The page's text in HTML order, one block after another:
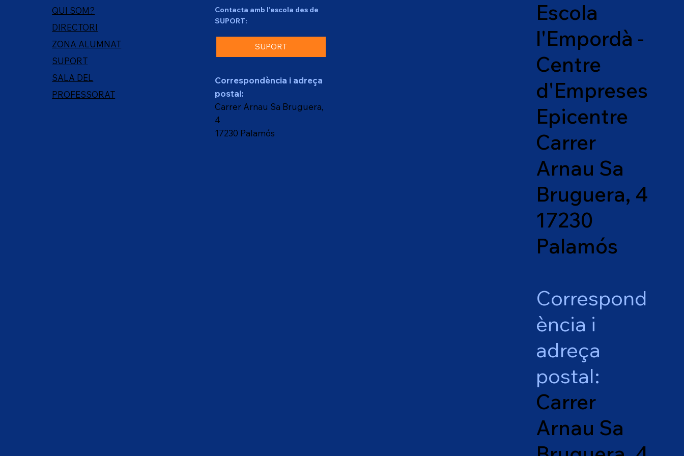
QUI SOM?
DIRECTORI
ZONA ALUMNAT
SUPORT
SALA DEL
PROFESSORAT
Contacta amb l'escola des de
SUPORT:
SUPORT
Correspondència i adreça
postal:
Carrer Arnau Sa Bruguera,
4
17230 Palamós
Escola
l'Empordà -
Centre
d'Empreses
Epicentre
Carrer
Arnau Sa
Bruguera, 4
17230
Palamós
Correspond
ència i
adreça
postal:
Carrer
Arnau Sa